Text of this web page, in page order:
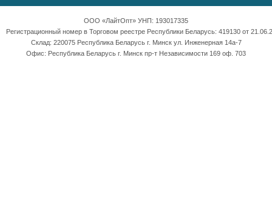
ООО «ЛайтОпт» УНП: 193017335
Регистрационный номер в Торговом реестре Республики Беларусь: 419130 от
Склад: 220075 Республика Беларусь г. Минск ул. Инженерная 14а-7
Офис: Республика Беларусь г. Минск пр-т Независимости 169 оф. 703